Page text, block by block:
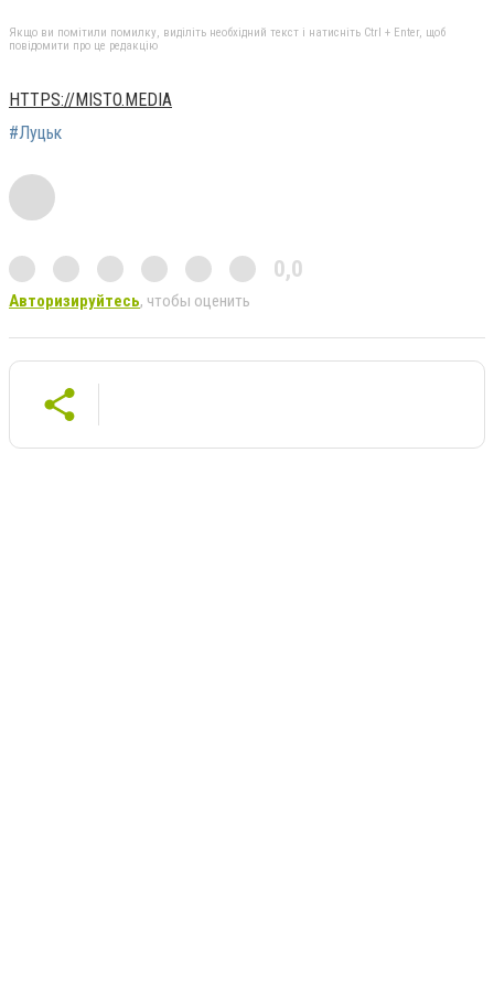
Якщо ви помітили помилку, виділіть необхідний текст і натисніть Ctrl + Enter, щоб
повідомити про це редакцію
HTTPS://MISTO.MEDIA
#Луцьк
0,0
Авторизируйтесь, чтобы оценить